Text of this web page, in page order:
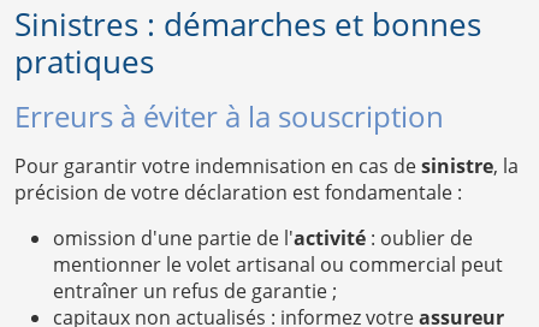
Sinistres : démarches et bonnes
pratiques
Erreurs à éviter à la souscription
Pour garantir votre indemnisation en cas desinistre, la
précision de votre déclaration est fondamentale :
omission d'une partie de l'activité : oublier de
mentionner le volet artisanal ou commercial peut
entraîner un refus de garantie ;
capitaux non actualisés : informez votreassureur